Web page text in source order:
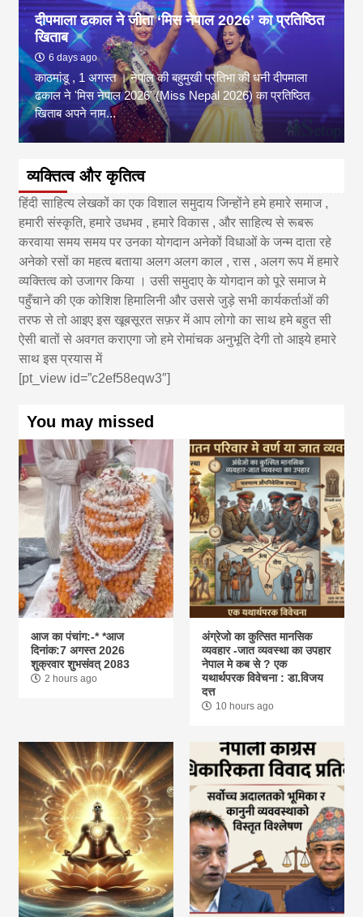
दीपमाला ढकाल ने जीता ‘मिस नेपाल 2026’ का प्रतिष्ठित
खिताब
6 days ago
काठमांडू , 1 अगस्त । नेपाल की बहुमुखी प्रतिभा की धनी दीपमाला
ढकाल ने 'मिस नेपाल 2026' (Miss Nepal 2026) का प्रतिष्ठित
खिताब अपने नाम...
व्यक्तित्व और कृतित्व
हिंदी साहित्य लेखकों का एक विशाल समुदाय जिन्होंने हमे हमारे समाज ,
हमारी संस्कृति, हमारे उधभव , हमारे विकास , और साहित्य से रूबरू
करवाया समय समय पर उनका योगदान अनेकों विधाओं के जन्म दाता रहे
अनेको रसों का महत्व बताया अलग अलग काल , रास , अलग रूप में हमारे
व्यक्तित्व को उजागर किया । उसी समुदाए के योगदान को पूरे समाज मे
पहुँचाने की एक कोशिश हिमालिनी और उससे जुड़े सभी कार्यकर्ताओं की
तरफ से तो आइए इस खूबसूरत सफ़र में आप लोगो का साथ हमे बहुत सी
ऐसी बातों से अवगत कराएगा जो हमे रोमांचक अनुभूति देगी तो आइये हमारे
साथ इस प्रयास में
[pt_view id=”c2ef58eqw3″]
You may missed
आज का पंचांग:-* *आज
दिनांक:7 अगस्त 2026
शुक्रवार शुभसंवत् 2083
2 hours ago
अंग्रेजो का कुत्सित मानसिक
व्यवहार -जात व्यवस्था का उपहार
नेपाल मे कब से ? एक
यथार्थपरक विवेचना : डा.विजय
दत्त
10 hours ago